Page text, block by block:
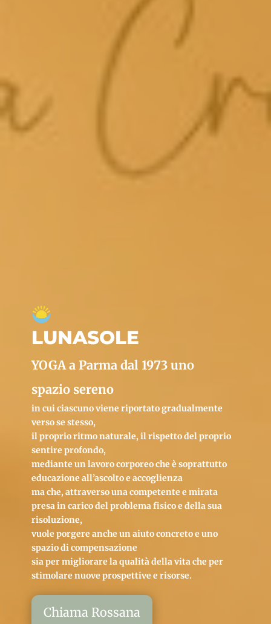
LUNASOLE
YOGA a Parma dal 1973 uno
spazio sereno
in cui ciascuno viene riportato gradualmente
verso se stesso,
il proprio ritmo naturale, il rispetto del proprio
sentire profondo,
mediante un lavoro corporeo che è soprattutto
educazione all’ascolto e accoglienza
ma che, attraverso una competente e mirata
presa in carico del problema fisico e della sua
risoluzione,
vuole porgere anche un aiuto concreto e uno
spazio di compensazione
sia per migliorare la qualità della vita che per
stimolare nuove prospettive e risorse.
Chiama Rossana